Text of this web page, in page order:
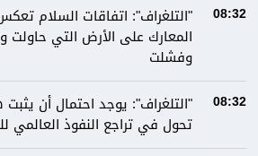
08:32
"التلغراف": اتفاقات السلام
المعارك على الأرض التي حاولت
وفشلت
08:32
"التلغراف": يوجد احتمال أن
تحول في تراجع النفوذ العالمي